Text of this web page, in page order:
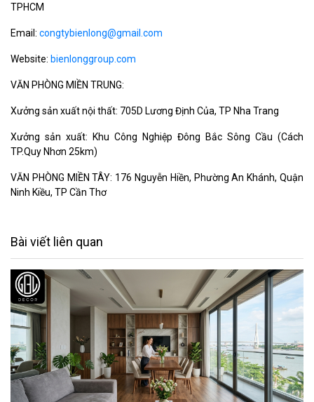
TPHCM
Email: congtybienlong@gmail.com
Website: bienlonggroup.com
VĂN PHÒNG MIỀN TRUNG:
Xưởng sản xuất nội thất: 705D Lương Định Của, TP Nha Trang
Xưởng sản xuất: Khu Công Nghiệp Đông Bắc Sông Cầu (Cách
TP.Quy Nhơn 25km)
VĂN PHÒNG MIỀN TÂY: 176 Nguyễn Hiền, Phường An Khánh, Quận
Ninh Kiều, TP Cần Thơ
Bài viết liên quan